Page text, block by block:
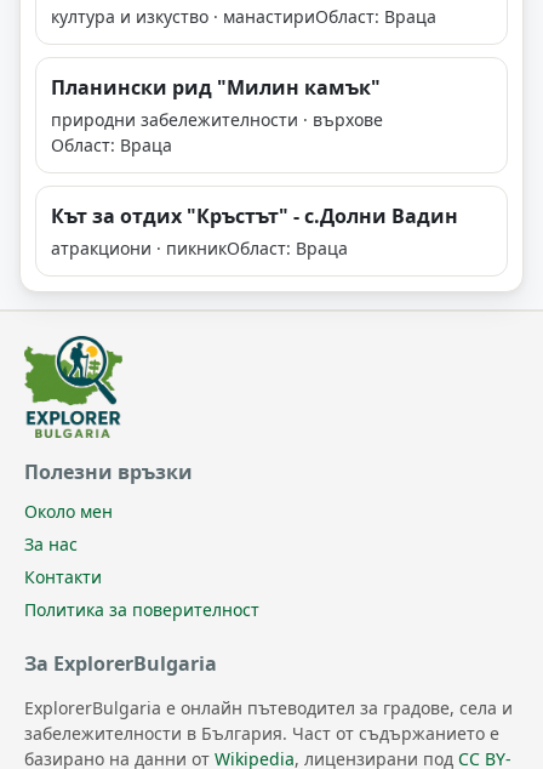
култура и изкуство · манастириОбласт: Враца
Планински рид "Милин камък"
природни забележителности · върхове
Област: Враца
Кът за отдих "Кръстът" - с.Долни Вадин
атракциони · пикникОбласт: Враца
Полезни връзки
Около мен
За нас
Контакти
Политика за поверителност
За ExplorerBulgaria
ExplorerBulgaria е онлайн пътеводител за градове, села и
забележителности в България. Част от съдържанието е
базирано на данни от Wikipedia, лицензирани под CC BY-